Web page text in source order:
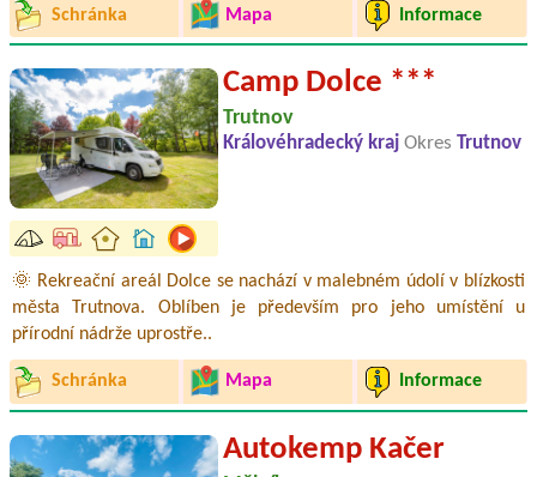
Schránka Mapa Informace
Camp Dolce ***
Trutnov
Královéhradecký kraj Okres Trutnov
🌞 Rekreační areál Dolce se nachází v malebném údolí v blízkosti
města Trutnova. Oblíben je především pro jeho umístění u
přírodní nádrže uprostře..
Schránka Mapa Informace
Autokemp Kačer